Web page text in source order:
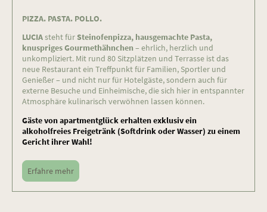
PIZZA. PASTA. POLLO.
LUCIAsteht fürSteinofenpizza, hausgemachte Pasta,
knuspriges Gourmethähnchen – ehrlich, herzlich und
unkompliziert. Mit rund 80 Sitzplätzen und Terrasse ist das
neue Restaurant ein Treffpunkt für Familien, Sportler und
Genießer – und nicht nur für Ho­tel­gäs­te, sondern auch für
externe Besuche und Ein­hei­mi­sche, die sich hier in entspannter
At­mos­phä­re kulinarisch verwöhnen lassen können.
Gäste von apartmentglück erhalten exklusiv ein
alkoholfreies Freigetränk (Softdrink oder Wasser) zu einem
Gericht ihrer Wahl!
Erfahre mehr